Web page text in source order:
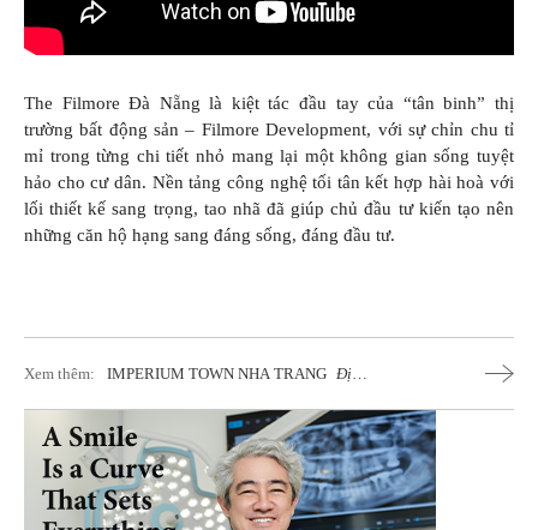
The Filmore Đà Nẵng là kiệt tác đầu tay của “tân binh” thị
trường bất động sản – Filmore Development, với sự chỉn chu tỉ
mỉ trong từng chi tiết nhỏ mang lại một không gian sống tuyệt
hảo cho cư dân. Nền tảng công nghệ tối tân kết hợp hài hoà với
lối thiết kế sang trọng, tao nhã đã giúp chủ đầu tư kiến tạo nên
những căn hộ hạng sang đáng sống, đáng đầu tư.
Xem thêm: IMPERIUM TOWN NHA TRANG Địa